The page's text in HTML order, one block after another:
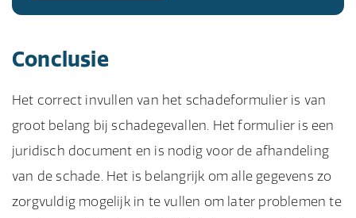
Conclusie
Het correct invullen van het schadeformulier is van
groot belang bij schadegevallen. Het formulier is een
juridisch document en is nodig voor de afhandeling
van de schade. Het is belangrijk om alle gegevens zo
zorgvuldig mogelijk in te vullen om later problemen te